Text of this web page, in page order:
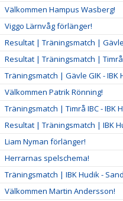
Välkommen Hampus Wasberg!
Viggo Lärnvåg förlänger!
Resultat | Träningsmatch | Gävle
Resultat | Träningsmatch | Timrå
Träningsmatch | Gävle GIK - IBK
Välkommen Patrik Rönning!
Träningsmatch | Timrå IBC - IBK
Resultat | Träningsmatch | IBK
Liam Nyman förlänger!
Herrarnas spelschema!
Träningsmatch | IBK Hudik -
Välkommen Martin Andersson!